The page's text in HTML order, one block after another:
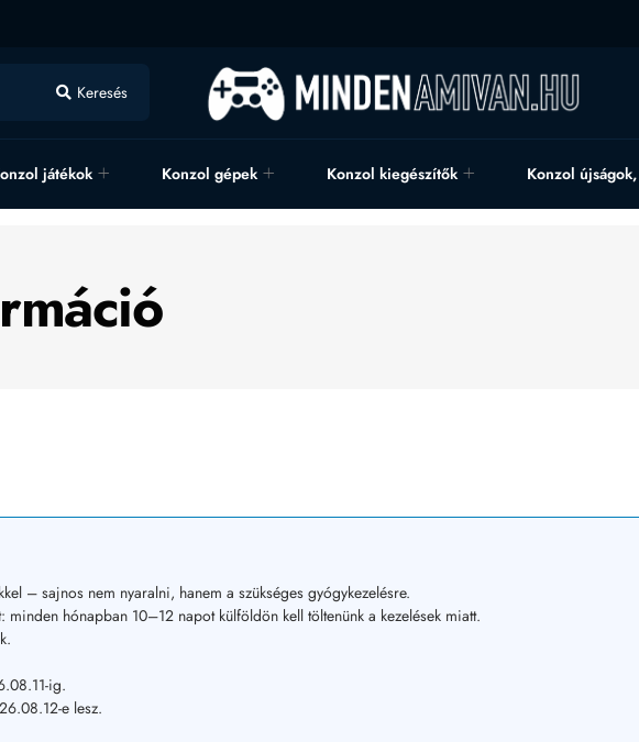
Keresés
játékok Konzol gépek Konzol kiegészítők Konzol
– sajnos nem nyaralni, hanem a szükséges gyógykezelésre.
minden hónapban 10–12 napot külföldön kell töltenünk a kezelések miatt.
ig.
e lesz.